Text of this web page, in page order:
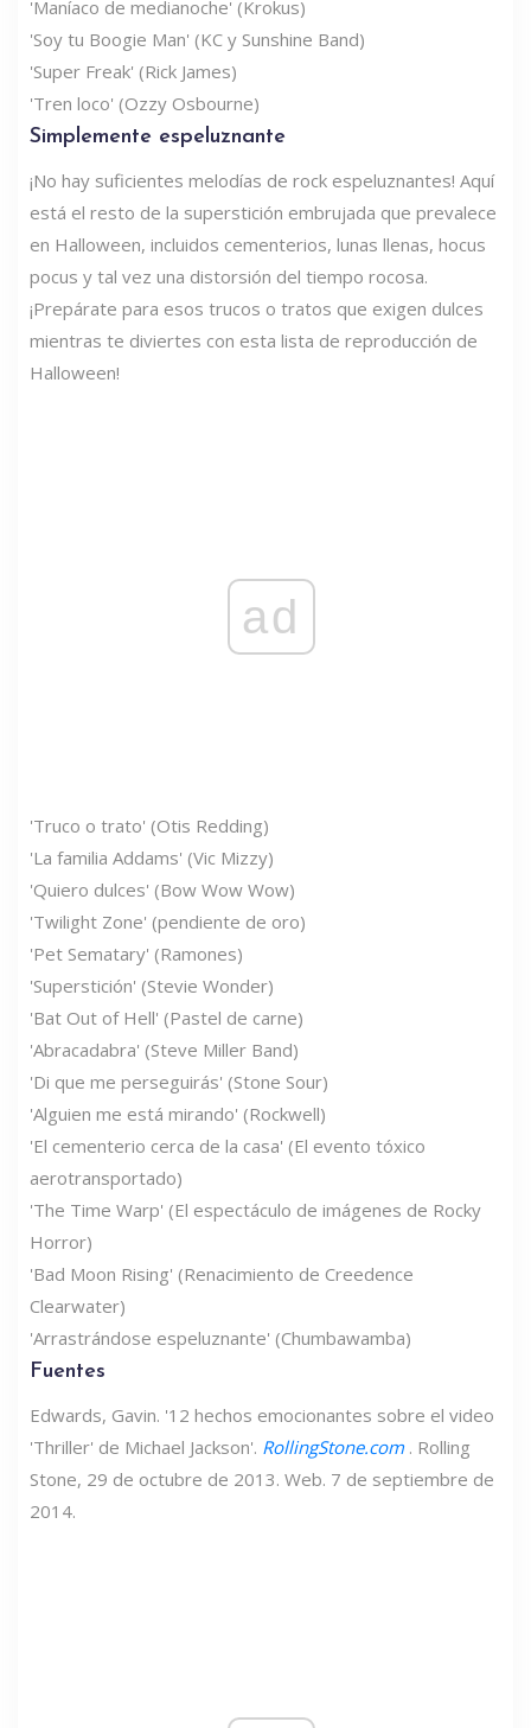
'Maníaco de medianoche' (Krokus)
'Soy tu Boogie Man' (KC y Sunshine Band)
'Super Freak' (Rick James)
'Tren loco' (Ozzy Osbourne)
Simplemente espeluznante
¡No hay suficientes melodías de rock espeluznantes! Aquí
está el resto de la superstición embrujada que prevalece
en Halloween, incluidos cementerios, lunas llenas, hocus
pocus y tal vez una distorsión del tiempo rocosa.
¡Prepárate para esos trucos o tratos que exigen dulces
mientras te diviertes con esta lista de reproducción de
Halloween!
ad
'Truco o trato' (Otis Redding)
'La familia Addams' (Vic Mizzy)
'Quiero dulces' (Bow Wow Wow)
'Twilight Zone' (pendiente de oro)
'Pet Sematary' (Ramones)
'Superstición' (Stevie Wonder)
'Bat Out of Hell' (Pastel de carne)
'Abracadabra' (Steve Miller Band)
'Di que me perseguirás' (Stone Sour)
'Alguien me está mirando' (Rockwell)
'El cementerio cerca de la casa' (El evento tóxico
aerotransportado)
'The Time Warp' (El espectáculo de imágenes de Rocky
Horror)
'Bad Moon Rising' (Renacimiento de Creedence
Clearwater)
'Arrastrándose espeluznante' (Chumbawamba)
Fuentes
Edwards, Gavin. '12 hechos emocionantes sobre el video
'Thriller' de Michael Jackson'. RollingStone.com . Rolling
Stone, 29 de octubre de 2013. Web. 7 de septiembre de
2014.